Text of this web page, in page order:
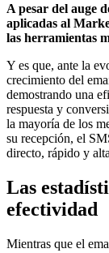
A pesar del auge
aplicadas al
las herramientas
Y es que, ante la
crecimiento del
demostrando una
respuesta y
la mayoría de los
su recepción, el
directo, rápido y
Las
efectividad
Mientras que el